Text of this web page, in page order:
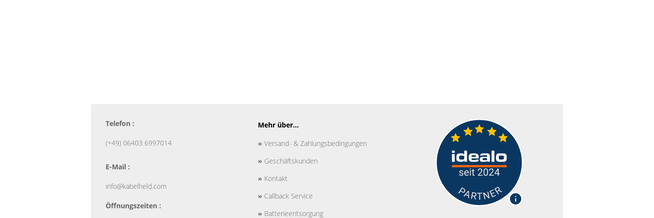
Telefon :
(+49) 06403 6997014
E-Mail :
info@kabelheld.com
Öffnungszeiten :
Mehr über...
» Versand- & Zahlungsbedingungen
» Geschäftskunden
» Kontakt
» Callback Service
» Batterieentsorgung